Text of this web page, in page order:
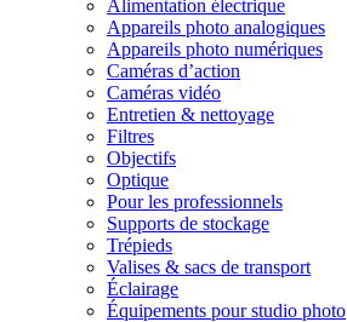
Alimentation électrique
Appareils photo analogiques
Appareils photo numériques
Caméras d’action
Caméras vidéo
Entretien & nettoyage
Filtres
Objectifs
Optique
Pour les professionnels
Supports de stockage
Trépieds
Valises & sacs de transport
Éclairage
Équipements pour studio photo